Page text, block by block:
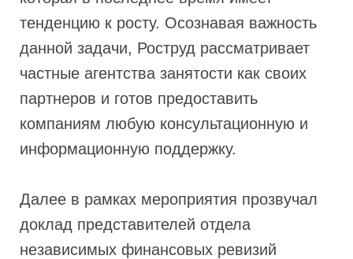
тенденцию к росту. Осознавая важность
данной задачи, Роструд рассматривает
частные агентства занятости как своих
партнеров и готов предоставить
компаниям любую консультационную и
информационную поддержку.
Далее в рамках мероприятия прозвучал
доклад представителей отдела
независимых финансовых ревизий